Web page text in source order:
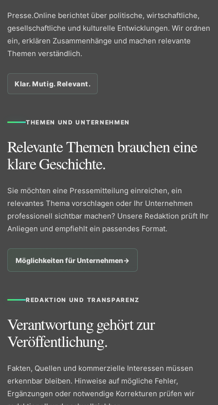
Presse.Online berichtet über politische, wirtschaftliche,
gesellschaftliche und kulturelle Entwicklungen. Wir ordnen
ein, erklären Zusammenhänge und machen relevante
Themen verständlich.
Klar. Mutig. Relevant.
THEMEN UND UNTERNEHMEN
Relevante Themen brauchen eine
klare Geschichte.
Sie möchten eine Pressemitteilung einreichen, ein
relevantes Thema vorschlagen oder Ihr Unternehmen
professionell sichtbar machen? Unsere Redaktion prüft Ihr
Anliegen und empfiehlt ein passendes Format.
Möglichkeiten für Unternehmen→
REDAKTION UND TRANSPARENZ
Verantwortung gehört zur
Veröffentlichung.
Fakten, Quellen und kommerzielle Interessen müssen
erkennbar bleiben. Hinweise auf mögliche Fehler,
Ergänzungen oder notwendige Korrekturen prüfen wir